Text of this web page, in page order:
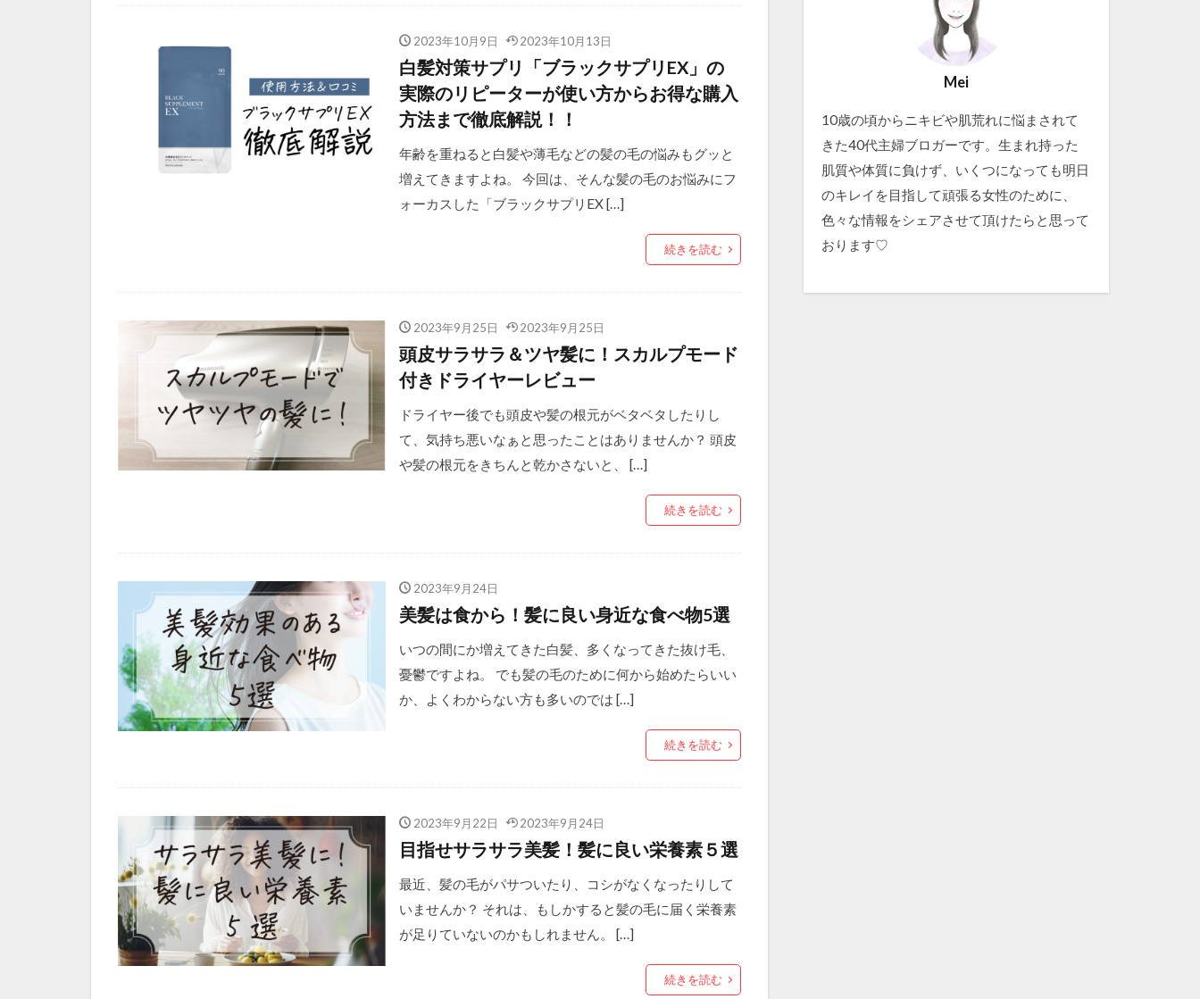
2023年10月9日 2023年10月13日
白髪対策サプリ「ブラックサプリEX」の
実際のリピーターが使い方からお得な購入
方法まで徹底解説！！
年齢を重ねると白髪や薄毛などの髪の毛の悩みもグッと
増えてきますよね。 今回は、そんな髪の毛のお悩みにフ
ォーカスした「ブラックサプリEX […]
続きを読む
2023年9月25日 2023年9月25日
頭皮サラサラ＆ツヤ髪に！スカルプモード
付きドライヤーレビュー
ドライヤー後でも頭皮や髪の根元がベタベタしたりし
て、気持ち悪いなぁと思ったことはありませんか？ 頭皮
や髪の根元をきちんと乾かさないと、 […]
続きを読む
2023年9月24日
美髪は食から！髪に良い身近な食べ物5選
いつの間にか増えてきた白髪、多くなってきた抜け毛、
憂鬱ですよね。 でも髪の毛のために何から始めたらいい
か、よくわからない方も多いのでは […]
続きを読む
2023年9月22日 2023年9月24日
目指せサラサラ美髪！髪に良い栄養素５選
最近、髪の毛がパサついたり、コシがなくなったりして
いませんか？ それは、もしかすると髪の毛に届く栄養素
が足りていないのかもしれません。 […]
続きを読む
Mei
10歳の頃からニキビや肌荒れに悩まされて
きた40代主婦ブロガーです。生まれ持った
肌質や体質に負けず、いくつになっても明日
のキレイを目指して頑張る女性のために、
色々な情報をシェアさせて頂けたらと思って
おります♡